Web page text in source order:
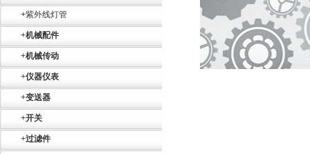
+紫外线灯管
+机械配件
+机械传动
+仪器仪表
+变送器
+开关
+过滤件